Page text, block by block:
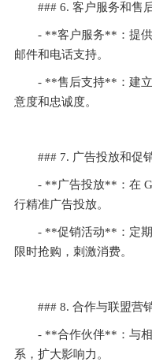
### 6. 客户服务和售
- **客户服务**：提供
邮件和电话支持。
- **售后支持**：建
意度和忠诚度。
### 7. 广告投放和促
- **广告投放**：在
行精准广告投放。
- **促销活动**：定
限时抢购，刺激消费。
### 8. 合作与联盟营
- **合作伙伴**：与
系，扩大影响力。